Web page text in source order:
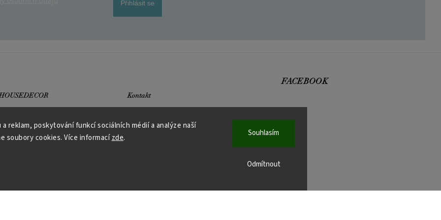
reklam, poskytování funkcí sociálních médií a analýze naší
soubory cookies. Více informacízde.
Odmítnout
Souhlasím
Přihlásit se
a vyhráváme
Kontakt
ST– 9:00–11:00
FACEBOOK